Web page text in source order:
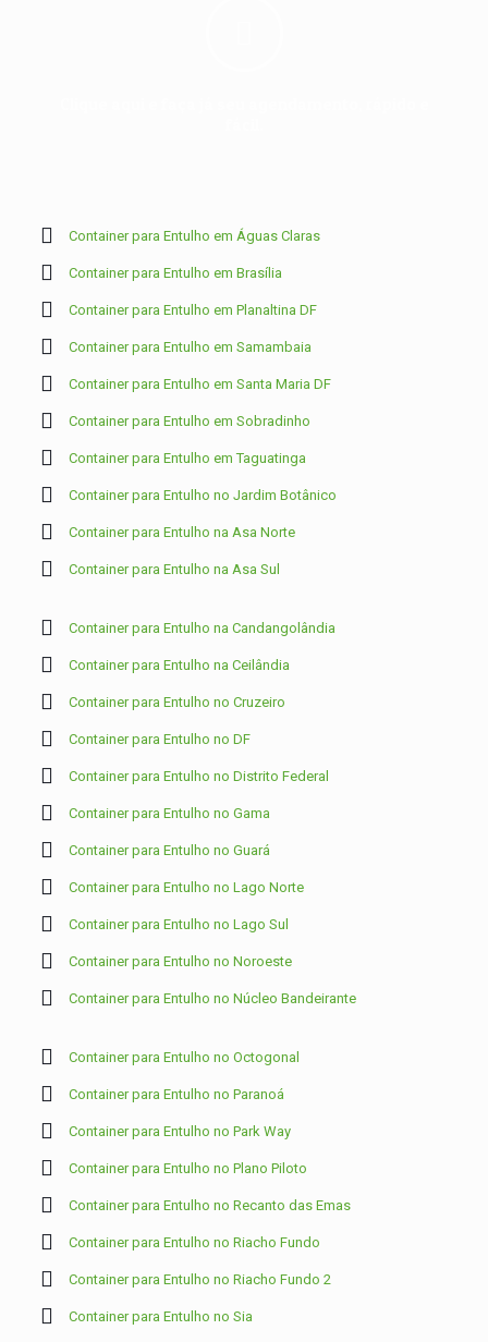
Container para Entulho em Águas Claras
Container para Entulho em Brasília
Container para Entulho em Planaltina DF
Container para Entulho em Samambaia
Container para Entulho em Santa Maria DF
Container para Entulho em Sobradinho
Container para Entulho em Taguatinga
Container para Entulho no Jardim Botânico
Container para Entulho na Asa Norte
Container para Entulho na Asa Sul
Container para Entulho na Candangolândia
Container para Entulho na Ceilândia
Container para Entulho no Cruzeiro
Container para Entulho no DF
Container para Entulho no Distrito Federal
Container para Entulho no Gama
Container para Entulho no Guará
Container para Entulho no Lago Norte
Container para Entulho no Lago Sul
Container para Entulho no Noroeste
Container para Entulho no Núcleo Bandeirante
Container para Entulho no Octogonal
Container para Entulho no Paranoá
Container para Entulho no Park Way
Container para Entulho no Plano Piloto
Container para Entulho no Recanto das Emas
Container para Entulho no Riacho Fundo
Container para Entulho no Riacho Fundo 2
Container para Entulho no Sia